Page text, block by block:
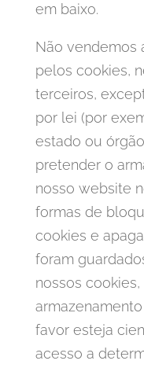
em baixo.
Não vendemos
pelos cookies,
terceiros,
por lei (por
estado ou
pretender o
nosso website
formas de
cookies e
foram
nossos
favor esteja
acesso a